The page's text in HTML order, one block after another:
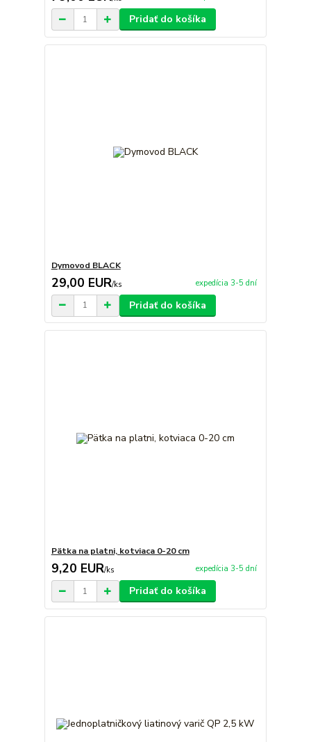
Pridať do košíka
Dymovod BLACK
29,00 EUR/ks expedícia 3-5 dní
Pridať do košíka
Pätka na platni, kotviaca 0-20 cm
9,20 EUR/ks expedícia 3-5 dní
Pridať do košíka